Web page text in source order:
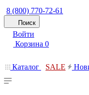
8 (800) 770-72-61
Поиск
Войти
Корзина 0
Каталог SALE